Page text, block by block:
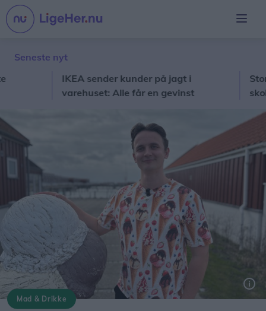
Seneste nyt
IKEA sender kunder på jagt i
varehuset: Alle får en gevinst
Stor
Mad & Drikke